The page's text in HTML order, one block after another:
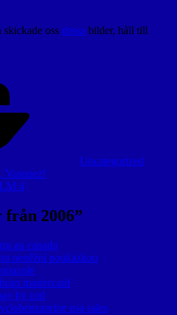
oss dessa bilder, håll till
Uncategorized
Vasquez!
4
2006”
au canada
peněžní poukázkou
mastercard
by cod
usa sales